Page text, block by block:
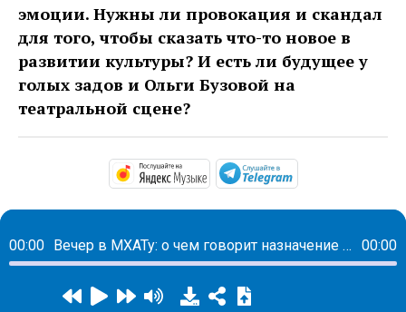
эмоции. Нужны ли провокация и скандал
для того, чтобы сказать что-то новое в
развитии культуры? И есть ли будущее у
голых задов и Ольги Бузовой на
театральной сцене?
https://music.yandex.ru/
00:00 Вечер в МХАТу: о чем говорит назначение «бананового короля» Владимира Кехмана 00:00